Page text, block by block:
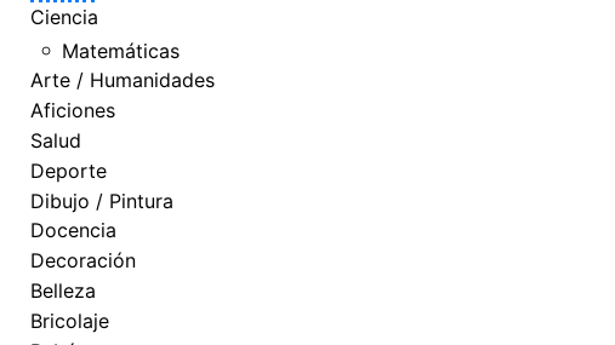
Ciencia
Matemáticas
Arte / Humanidades
Aficiones
Salud
Deporte
Dibujo / Pintura
Docencia
Decoración
Belleza
Bricolaje